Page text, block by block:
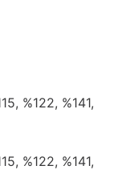
%122, %141,
%122, %141,